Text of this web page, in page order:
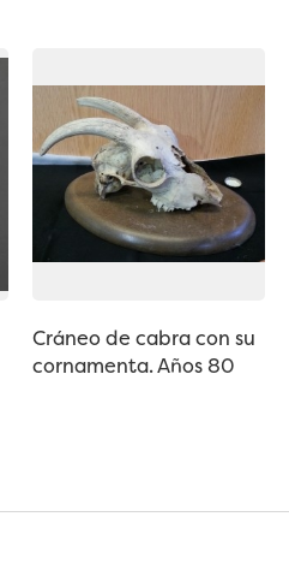
Cráneo de cabra con su
cornamenta. Años 80